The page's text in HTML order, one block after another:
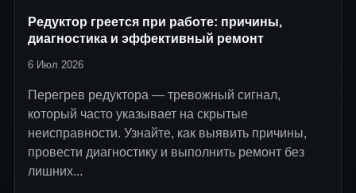
Редуктор греется при работе: причины,
диагностика и эффективный ремонт
6 Июл 2026
Перегрев редуктора — тревожный сигнал,
который часто указывает на скрытые
неисправности. Узнайте, как выявить причины,
провести диагностику и выполнить ремонт без
лишних...